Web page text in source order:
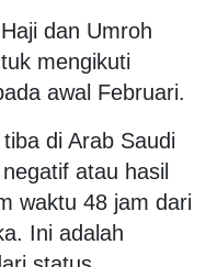
dan Umroh
mengikuti
awal Februari.
di Arab Saudi
atau hasil
waktu 48 jam dari
Ini adalah